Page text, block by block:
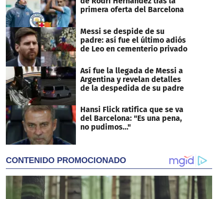
primera oferta del Barcelona
Messi se despide de su
padre: así fue el último adiós
de Leo en cementerio privado
Así fue la llegada de Messi a
Argentina y revelan detalles
de la despedida de su padre
Hansi Flick ratifica que se va
del Barcelona: "Es una pena,
no pudimos..."